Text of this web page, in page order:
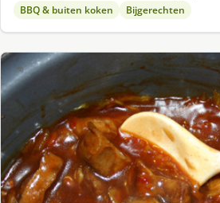
BBQ & buiten koken Bijgerechten